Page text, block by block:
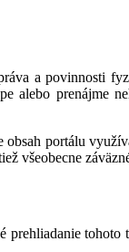
a povinnosti
alebo prenájme
portálu
všeobecne